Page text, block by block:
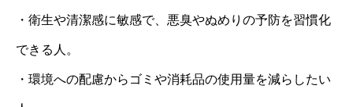
・衛生や清潔感に敏感で、悪臭やぬめりの予防を習慣化
できる人。
・環境への配慮からゴミや消耗品の使用量を減らしたい